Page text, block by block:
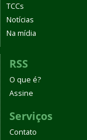
TCCs
Notícias
Na mídia
RSS
O que é?
Assine
Serviços
Contato